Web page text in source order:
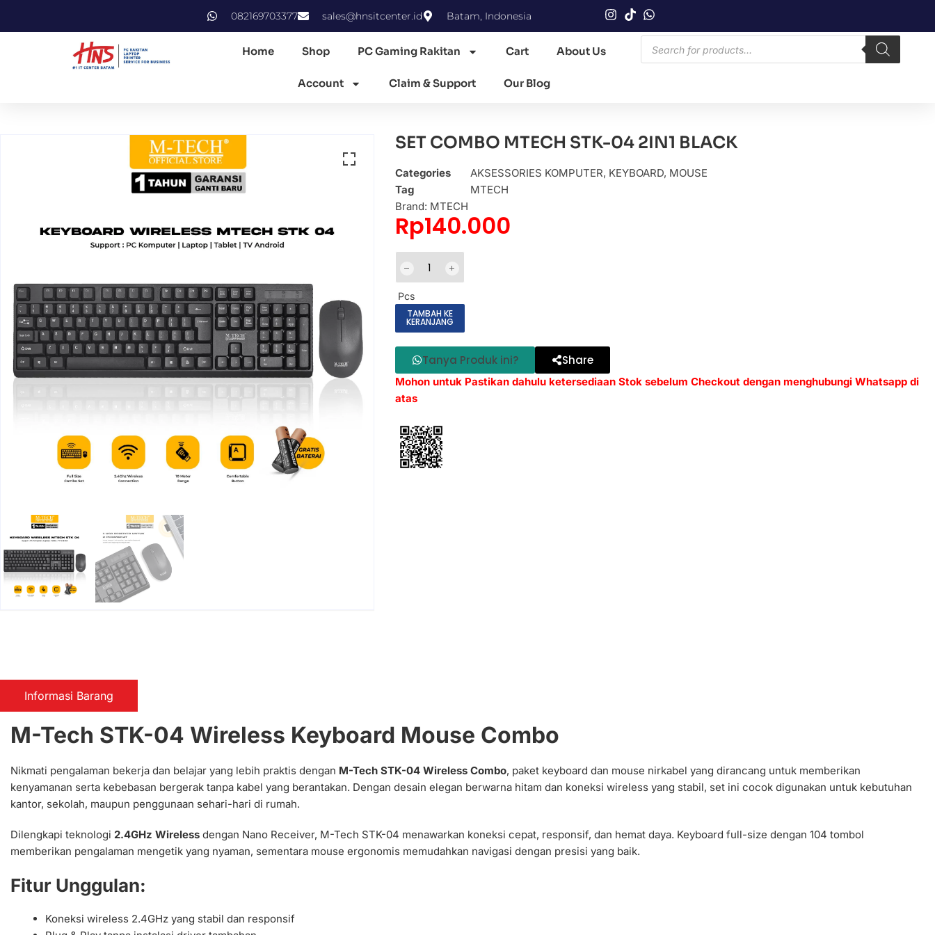
082169703377 sales@hnsitcenter.id Batam, Indonesia
Home Shop PC Gaming Rakitan Cart About Us
Account Claim & Support Our Blog
SET COMBO MTECH STK-04 2IN1 BLACK
Categories AKSESSORIES KOMPUTER, KEYBOARD, MOUSE
Tag
MTECH
Brand: MTECH
Rp140.000
Pcs
TAMBAH KE
KERANJANG
Tanya Produk ini? Share
Mohon untuk Pastikan dahulu ketersediaan Stok sebelum Checkout dengan menghubungi Whatsapp di
atas
Informasi Barang
M-Tech STK-04 Wireless Keyboard Mouse Combo
Nikmati pengalaman bekerja dan belajar yang lebih praktis dengan M-Tech STK-04 Wireless Combo, paket keyboard dan mouse nirkabel yang dirancang untuk memberikan
kenyamanan serta kebebasan bergerak tanpa kabel yang berantakan. Dengan desain elegan berwarna hitam dan koneksi wireless yang stabil, set ini cocok digunakan untuk kebutuhan
kantor, sekolah, maupun penggunaan sehari-hari di rumah.
Dilengkapi teknologi 2.4GHz Wireless dengan Nano Receiver, M-Tech STK-04 menawarkan koneksi cepat, responsif, dan hemat daya. Keyboard full-size dengan 104 tombol
memberikan pengalaman mengetik yang nyaman, sementara mouse ergonomis memudahkan navigasi dengan presisi yang baik.
Fitur Unggulan:
Koneksi wireless 2.4GHz yang stabil dan responsif